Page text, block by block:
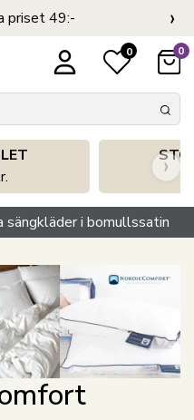
priset 49:- ›
0 0
›
sängkläder i bomullssatin